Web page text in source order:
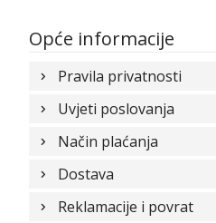
Opće informacije
Pravila privatnosti
Uvjeti poslovanja
Način plaćanja
Dostava
Reklamacije i povrat